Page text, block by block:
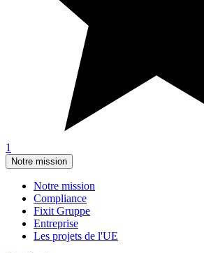
1
Notre mission
Notre mission
Compliance
Fixit Gruppe
Entreprise
Les projets de l'UE